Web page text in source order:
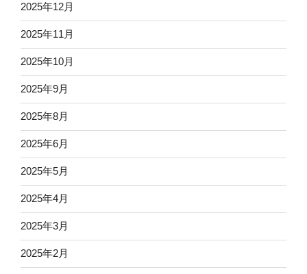
2025年12月
2025年11月
2025年10月
2025年9月
2025年8月
2025年6月
2025年5月
2025年4月
2025年3月
2025年2月